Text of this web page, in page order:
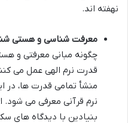
نهفته اند.
معرفت شناسی و هستی
چگونه مبانی معرفتی و
قدرت نرم الهی عمل می
منشأ تمامی قدرت ها، در
نرم قرآنی معرفی می شود.
بنیادین با دیدگاه های